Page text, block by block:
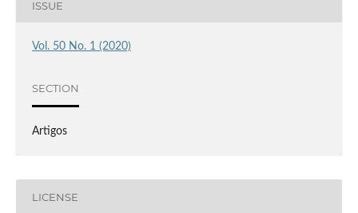
ISSUE
Vol. 50 No. 1 (2020)
SECTION
Artigos
LICENSE